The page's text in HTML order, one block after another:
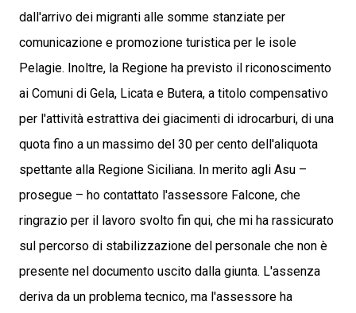
dall'arrivo dei migranti alle somme stanziate per
comunicazione e promozione turistica per le isole
Pelagie. Inoltre, la Regione ha previsto il riconoscimento
ai Comuni di Gela, Licata e Butera, a titolo compensativo
per l'attività estrattiva dei giacimenti di idrocarburi, di una
quota fino a un massimo del 30 per cento dell'aliquota
spettante alla Regione Siciliana. In merito agli Asu –
prosegue – ho contattato l'assessore Falcone, che
ringrazio per il lavoro svolto fin qui, che mi ha rassicurato
sul percorso di stabilizzazione del personale che non è
presente nel documento uscito dalla giunta. L'assenza
deriva da un problema tecnico, ma l'assessore ha